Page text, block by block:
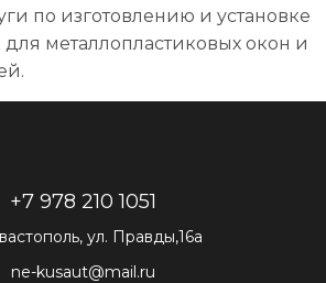
по изготовлению и установке
для металлопластиковых окон и
+7 978 210 1051
ул. Правды,16а
ne-kusaut@mail.ru